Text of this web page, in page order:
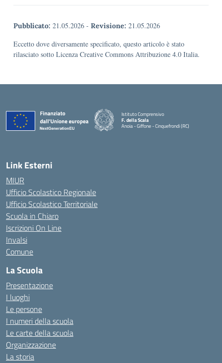
Pubblicato: 21.05.2026 - Revisione: 21.05.2026
Eccetto dove diversamente specificato, questo articolo è stato
rilasciato sotto Licenza Creative Commons Attribuzione 4.0 Italia.
Istituto Comprensivo
F. della Scala
Anoia - Giffone - Cinquefrondi (RC)
— Visita la pagina iniziale della scuola
Link Esterni
MIUR
Ufficio Scolastico Regionale
Ufficio Scolastico Territoriale
Scuola in Chiaro
Iscrizioni On Line
Invalsi
Comune
La Scuola
Presentazione
I luoghi
Le persone
I numeri della scuola
Le carte della scuola
Organizzazione
La storia